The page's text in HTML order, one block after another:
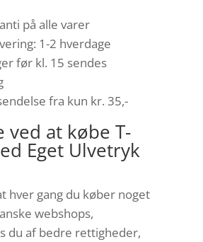
på alle varer
1-2 hverdage
før kl. 15 sendes
fra kun kr. 35,-
ved at købe T-
Eget Ulvetryk
hver gang du køber noget
webshops,
du af bedre rettigheder,